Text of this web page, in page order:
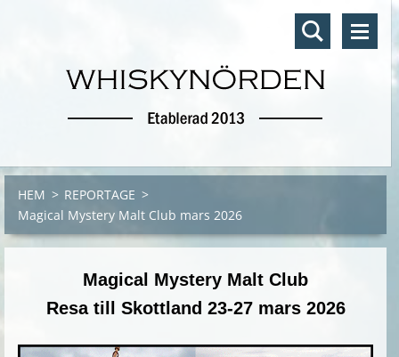
HEM > REPORTAGE >
Magical Mystery Malt Club mars 2026
Magical Mystery Malt Club
Resa till Skottland 23-27 mars 2026